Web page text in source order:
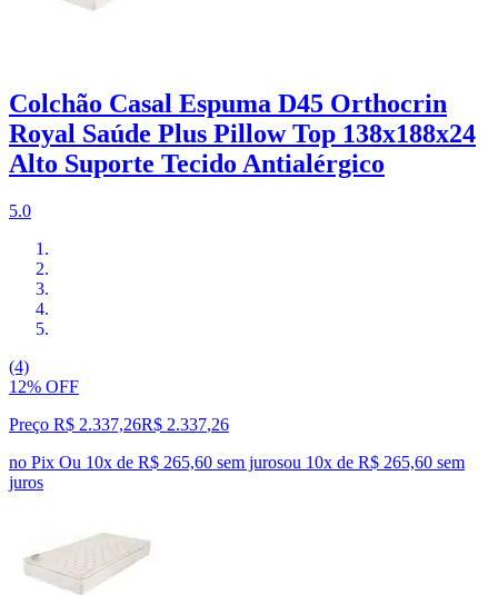
Colchão Casal Espuma D45 Orthocrin
Royal Saúde Plus Pillow Top 138x188x24
Alto Suporte Tecido Antialérgico
5.0
(4)
12% OFF
Preço R$ 2.337,26R$ 2.337,26
no Pix Ou 10x de R$ 265,60 sem jurosou 10x de R$ 265,60 sem
juros